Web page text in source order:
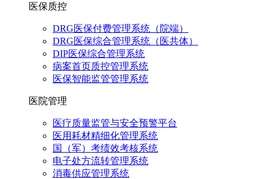
医保质控
DRG医保付费管理系统（院端）
DRG医保综合管理系统（医共体）
DIP医保综合管理系统
病案首页质控管理系统
医保智能监管管理系统
医院管理
医疗质量监管与安全预警平台
医用耗材精细化管理系统
国（军）考绩效考核系统
电子处方流转管理系统
消毒供应管理系统